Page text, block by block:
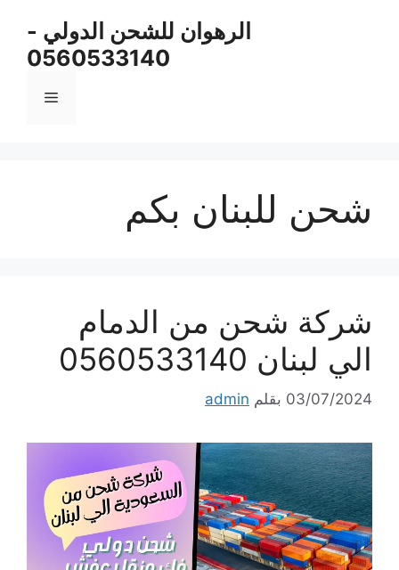
الرهوان للشحن الدولي -
0560533140
القائمة
شحن للبنان بكم
شركة شحن من الدمام
الي لبنان 0560533140
03/07/2024 بقلم admin